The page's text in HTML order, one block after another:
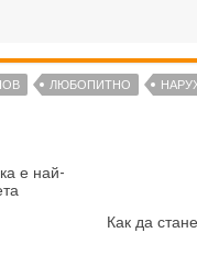
ЛЮБОПИТНО
е най-
Как да